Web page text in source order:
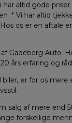
har altid gode
* Vi har altid
os er en aftale
Gadeberg Auto:
års erfaring og
biler, er for os
salg af mere end
forskellige